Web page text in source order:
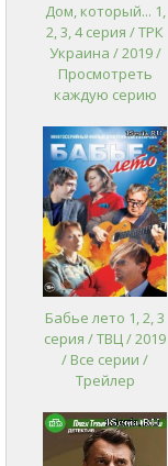
Дом, который... 1,
2, 3, 4 серия / ТРК
Украина / 2019 /
Просмотреть
каждую серию
Бабье лето 1, 2, 3
серия / ТВЦ / 2019
/ Все серии /
Трейлер